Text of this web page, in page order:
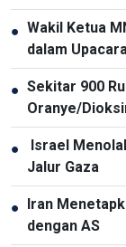
● Wakil Ketua
dalam
Kerangka
● Sekitar 900
Oranye/
●
Israel
Jalur Gaza
● Iran
dengan AS